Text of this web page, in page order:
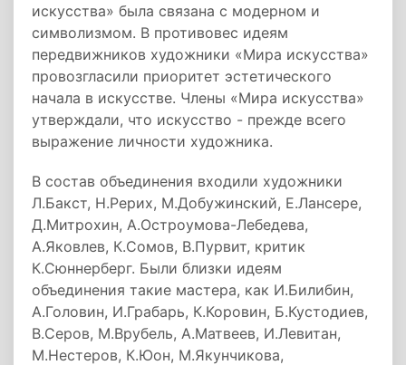
искусства» была связана с модерном и
символизмом. В противовес идеям
передвижников художники «Мира искусства»
провозгласили приоритет эстетического
начала в искусстве. Члены «Мира искусства»
утверждали, что искусство - прежде всего
выражение личности художника.
В состав объединения входили художники
Л.Бакст, Н.Рерих, М.Добужинский, Е.Лансере,
Д.Митрохин, А.Остроумова-Лебедева,
А.Яковлев, К.Сомов, В.Пурвит, критик
К.Сюннерберг. Были близки идеям
объединения такие мастера, как И.Билибин,
А.Головин, И.Грабарь, К.Коровин, Б.Кустодиев,
В.Серов, М.Врубель, А.Матвеев, И.Левитан,
М.Нестеров, К.Юон, М.Якунчикова,